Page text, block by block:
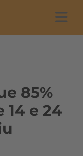
85%
14 e 24